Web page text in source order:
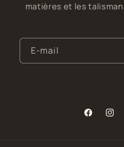
matières et les
E-mail
Facebook